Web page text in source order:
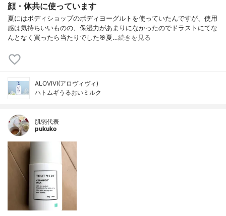
顔・体共に使っています
夏にはボディショップのボディヨーグルトを使っていたんですが、使用
感は気持ちいいものの、保湿力があまりになかったのでドラストにてな
んとなく買ったら当たりでした🎯夏…続きを見る
ALOVIVI(アロヴィヴィ)
ハトムギうるおいミルク
肌弱代表
pukuko